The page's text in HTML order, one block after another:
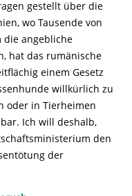
gestellt über die
wo Tausende von
die angebliche
hat das rumänische
einem Gesetz
willkürlich zu
oder in Tierheimen
Ich will deshalb,
den
der